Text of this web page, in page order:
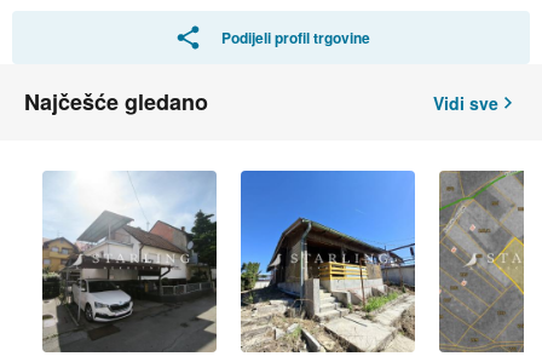
Podijeli profil trgovine
Najčešće gledano Vidi sve